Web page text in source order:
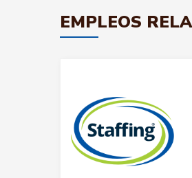
EMPLEOS